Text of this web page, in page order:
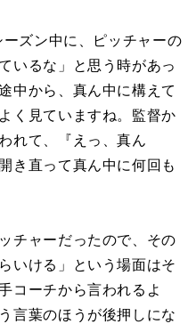
ズン中に、ピッチャーの
いるな」と思う時があっ
中から、真ん中に構えて
く見ていますね。監督か
れて、『えっ、真ん
き直って真ん中に何回も
チャーだったので、その
いける」という場面はそ
コーチから言われるよ
言葉のほうが後押しにな